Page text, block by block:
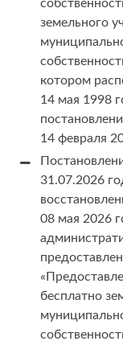
земельного
котором
14 мая 1998
14 февраля
31.07.2026
08 мая 2026
бесплатно